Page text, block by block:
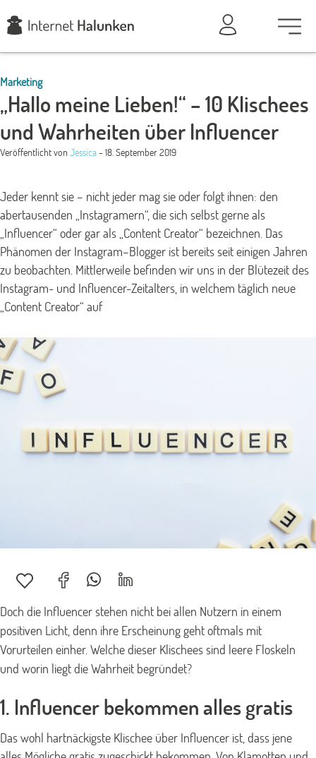
Marketing
„Hallo meine Lieben!“ – 10 Klischees
und Wahrheiten über Influencer
Veröffentlicht vonJessica- 18. September 2019
Jeder kennt sie – nicht jeder mag sie oder folgt ihnen: den
abertausenden „Instagramern“, die sich selbst gerne als
„Influencer“ oder gar als „Content Creator“ bezeichnen. Das
Phänomen der Instagram–Blogger ist bereits seit einigen Jahren
zu beobachten. Mittlerweile befinden wir uns in der Blütezeit des
Instagram- und Influencer-Zeitalters, in welchem täglich neue
„Content Creator“ auf
Doch die Influencer stehen nicht bei allen Nutzern in einem
positiven Licht, denn ihre Erscheinung geht oftmals mit
Vorurteilen einher. Welche dieser Klischees sind leere Floskeln
und worin liegt die Wahrheit begründet?
1. Influencer bekommen alles gratis
Das wohl hartnäckigste Klischee über Influencer ist, dass jene